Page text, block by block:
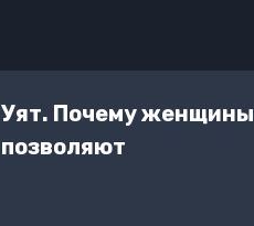
Уят. Почему женщины
позволяют